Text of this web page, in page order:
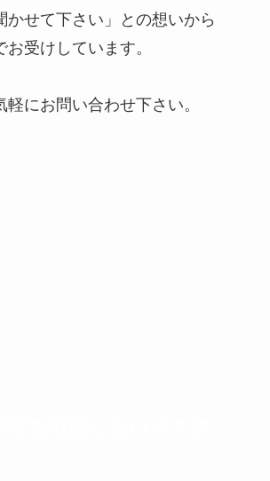
かせて下さい」との想いから
受けしています。
軽にお問い合わせ下さい。